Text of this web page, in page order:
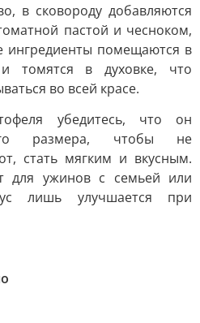
в сковороду добавляются
пастой и чесноком,
ингредиенты помещаются в
томятся в духовке, что
во всей красе.
убедитесь, что он
размера, чтобы не
стать мягким и вкусным.
для ужинов с семьей или
лишь улучшается при